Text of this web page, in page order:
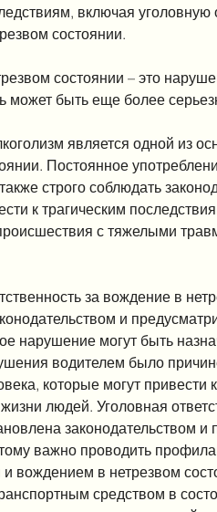
включая уголовную
состоянии.
состоянии – это
может быть еще более
является одной из
Постоянное
строго соблюдать
к трагическим
с тяжелыми
за вождение в
и
нарушение могут быть
водителем было
которые могут
людей. Уголовная
законодательством и
важно проводить
вождением в нетрезвом
средством в